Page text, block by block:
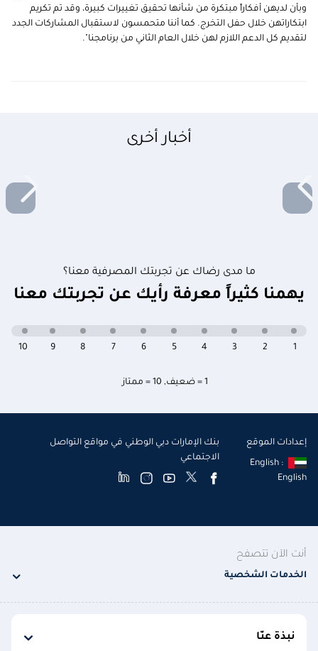
وبأن لديهن أفكاراً مبتكرة من شأنها تحقيق تغييرات كبيرة، وقد تم تكريم
ابتكاراتهن خلال حفل التخرج. كما أننا متحمسون لاستقبال المشاركات الجدد
لتقديم كل الدعم اللازم لهن خلال العام الثاني من برنامجنا".
أخبار أخرى
ما مدى رضاك عن تجربتك المصرفية معنا؟
يهمنا كثيراً معرفة رأيك عن تجربتك معنا
1 = ضعيف , 10 = ممتاز
10 9 8 7 6 5 4 3 2 1
إعدادات الموقع
English :
English
بنك الإمارات دبي الوطني في مواقع التواصل
الاجتماعي
أنت الآن تتصفح
الخدمات الشخصية
نبذة عنّا